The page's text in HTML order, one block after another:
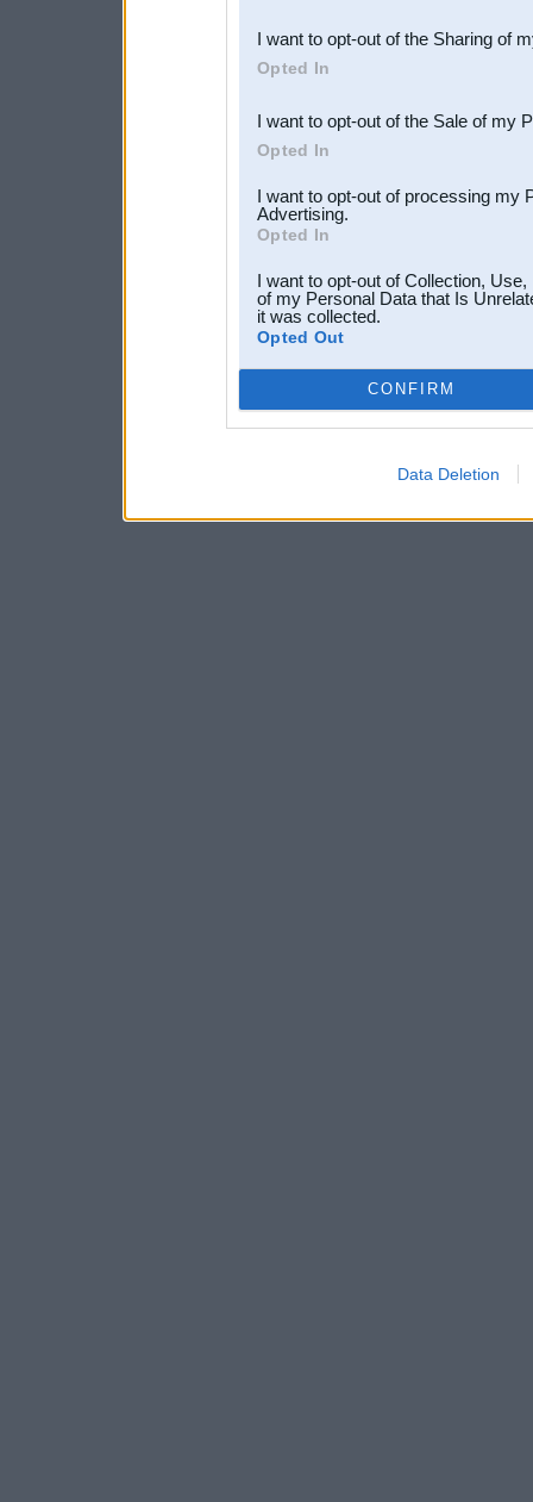
Downstream Participants
third parties.
I want to opt-out of the Sharing of
Opted In
I want to opt-out of the Sale of my
Opted In
I want to opt-out of processing my
Advertising.
Opted In
I want to opt-out of Collection,
of my Personal Data that Is
it was collected.
Opted Out
CONFIRM
Data Deletion